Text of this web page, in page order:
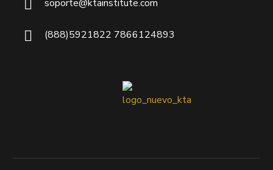
soporte@ktainstitute.com
(888)5921822 7866124893